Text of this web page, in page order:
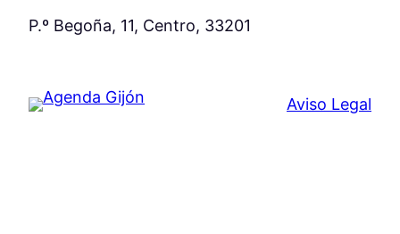
P.º Begoña, 11, Centro, 33201
Aviso Legal